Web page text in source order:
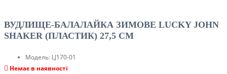
ВУДЛИЩЕ-БАЛАЛАЙКА ЗИМОВЕ LUCKY JOHN
SHAKER (ПЛАСТИК) 27,5 СМ
Модель: LJ170-01
Немає в наявності